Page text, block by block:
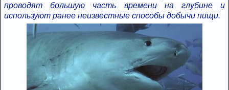
проводят большую часть времени на глубине и
используют ранее неизвестные способы добычи пищи.